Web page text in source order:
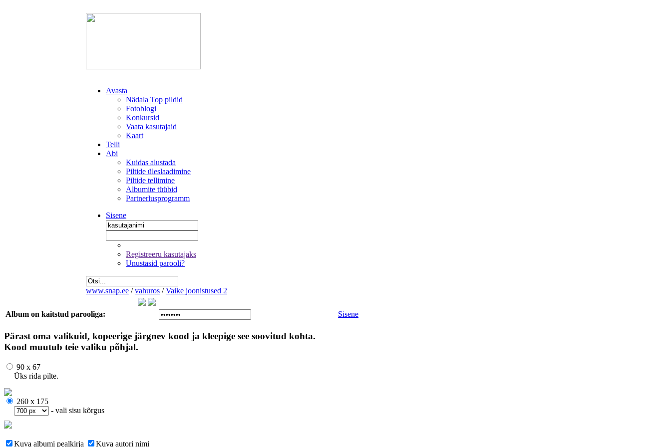
Avasta
Nädala Top pildid
Fotoblogi
Konkursid
Vaata kasutajaid
Kaart
Telli
Abi
Kuidas alustada
Piltide üleslaadimine
Piltide tellimine
Albumite tüübid
Partnerlusprogramm
Sisene
Registreeru kasutajaks
Unustasid parooli?
www.snap.ee / vahuros / Vaike joonistused 2
Album on kaitstud parooliga: Sisene
Pärast oma valikuid, kopeerige järgnev kood ja kleepige see soovitud kohta.
Kood muutub teie valiku põhjal.
90 x 67
Üks rida pilte.
260 x 175
- vali sisu kõrgus
Kuva albumi pealkirja Kuva autori nimi